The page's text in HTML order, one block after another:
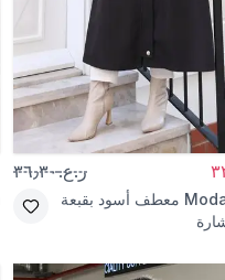
ر.ع.٣٦٫٣٠
معطف أسود بقبعة